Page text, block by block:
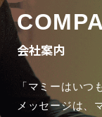
会社案内
「マミーはいつ
メッセージは、